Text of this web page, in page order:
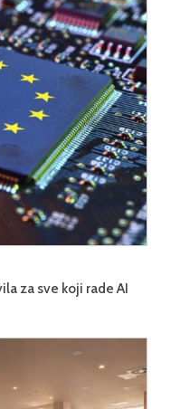
za sve koji rade AI